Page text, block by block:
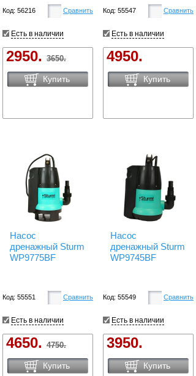
Код: 56216 Сравнить
Есть в наличии
2950. 3650.
Купить
Код: 55547 Сравнить
Есть в наличии
4950.
Купить
Насос
дренажный Sturm
WP9775BF
Код: 55551 Сравнить
Есть в наличии
4650. 4750.
Купить
Насос
дренажный Sturm
WP9745BF
Код: 55549 Сравнить
Есть в наличии
3950.
Купить